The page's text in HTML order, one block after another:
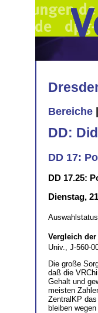
Bereiche
DD:
DD 17:
DD 17.25:
Dienstag,
Vergleich
Univ., J-560-
Die große
daß die
Gehalt und
meisten
ZentralKP
bleiben